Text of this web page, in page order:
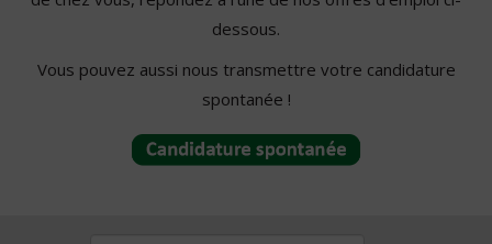
dessous.
Vous pouvez aussi nous transmettre votre candidature
spontanée !